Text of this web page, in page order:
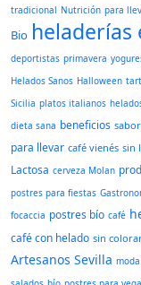
tradicional Nutrición para
Bio heladerías
deportistas primavera
Helados Sanos Halloween
Sicilia platos italianos
dieta sana beneficios
para llevar café vienés sin
Lactosa cerveza Molan
postres para fiestas
focaccia postres bío café
café con helado sin
Artesanos Sevilla